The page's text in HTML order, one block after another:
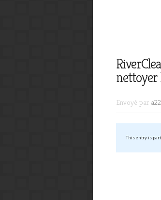
nettoyer
Envoyé par
This entry is